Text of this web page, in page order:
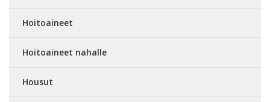
Hoitoaineet
Hoitoaineet nahalle
Housut